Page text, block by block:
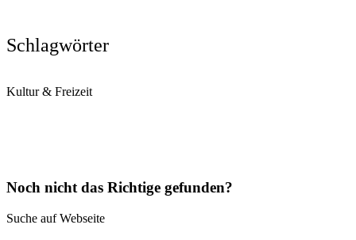
Schlagwörter
Kultur & Freizeit
Noch nicht das Richtige gefunden?
Suche auf Webseite